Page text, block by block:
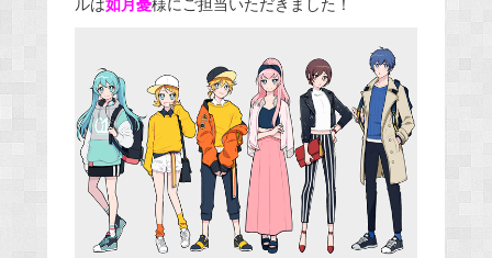
ルは如月憂様にご担当いただきました！